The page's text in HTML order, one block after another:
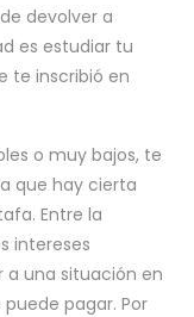
devolver a
es estudiar tu
te inscribió en
o muy bajos, te
que hay cierta
Entre la
intereses
a una situación en
pagar. Por